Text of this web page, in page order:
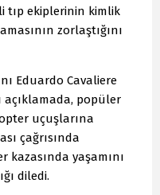
tıp ekiplerinin kimlik
zorlaştığını
Eduardo Cavaliere
açıklamada, popüler
uçuşlarına
çağrısında
yaşamını
diledi.